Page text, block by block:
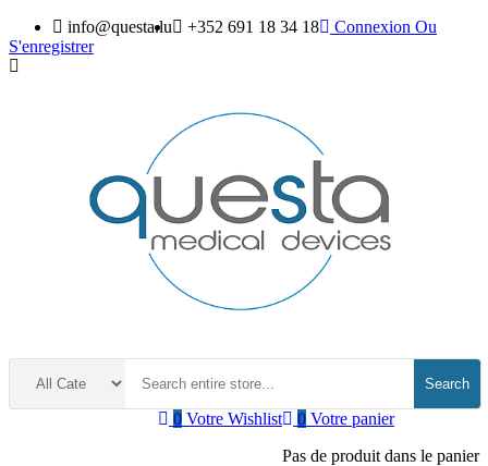
info@questa.lu +352 691 18 34 18 Connexion Ou
S'enregistrer
Search
0 Votre panier
Pas de produit dans le panier
0 Votre Wishlist